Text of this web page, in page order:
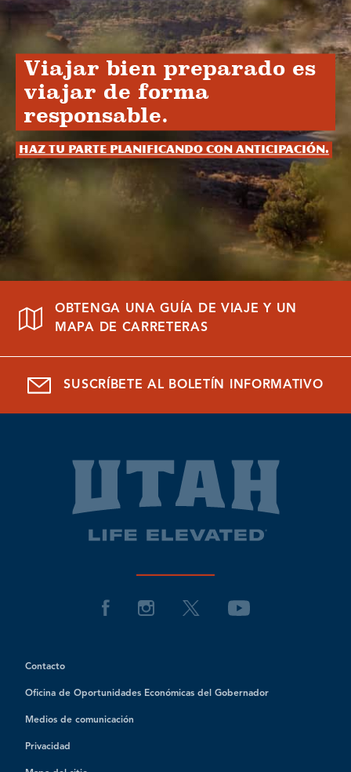
Viajar bien preparado es
viajar de forma
responsable.
Haz tu parte planificando con anticipación.
OBTENGA UNA GUÍA DE VIAJE Y UN
MAPA DE CARRETERAS
SUSCRÍBETE AL BOLETÍN INFORMATIVO
Contacto
Oficina de Oportunidades Económicas del Gobernador
Medios de comunicación
Privacidad